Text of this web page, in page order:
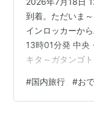
到着。ただいま
インロッカーか
13時01分発 中央
キタ～ガタンゴ
分発 高崎線で、
れ？籠原駅は、
#国内旅行 #お